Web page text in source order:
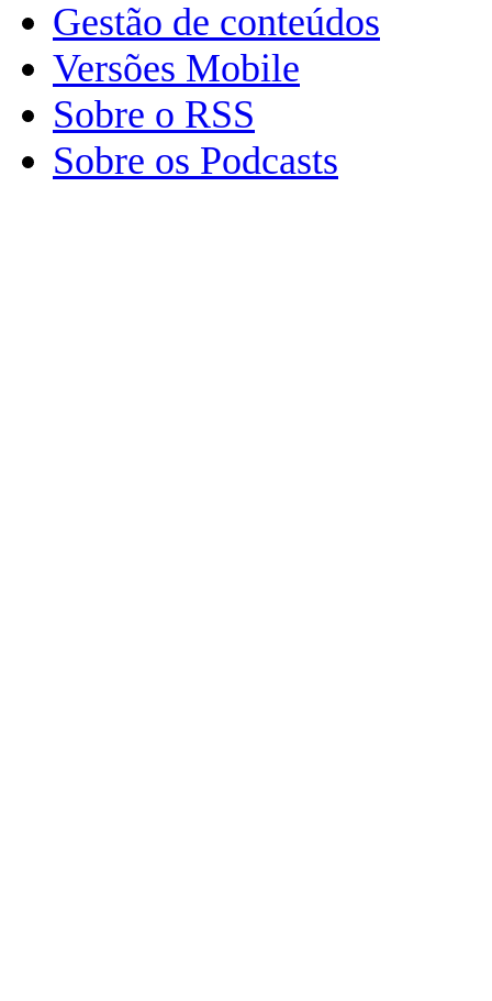
Gestão de conteúdos
Versões Mobile
Sobre o RSS
Sobre os Podcasts